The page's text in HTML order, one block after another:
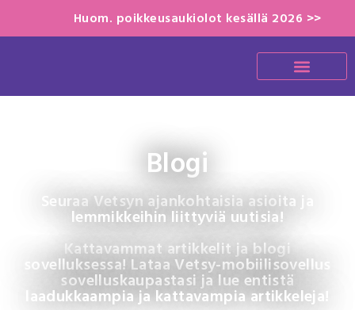
Huom. poikkeusaukiolot kesällä 2026 >>
Blogi
Seuraa Vetsyn ajankohtaisia asioita ja
lemmikkeihin liittyviä uutisia!
Kattavammat artikkelit ja blogi
sovelluksessa! Lataa Vetsy-mobiilisovellus
sovelluskaupastasi ja lue entistä
laadukkaampia ja kattavampia artikkeleja!